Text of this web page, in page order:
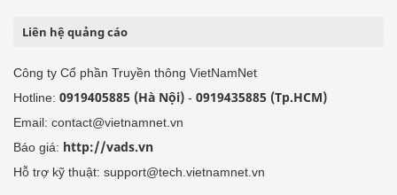
Liên hệ quảng cáo
Công ty Cổ phần Truyền thông VietNamNet
Hotline: 0919405885 (Hà Nội) - 0919435885 (Tp.HCM)
Email: contact@vietnamnet.vn
Báo giá: http://vads.vn
Hỗ trợ kỹ thuật: support@tech.vietnamnet.vn